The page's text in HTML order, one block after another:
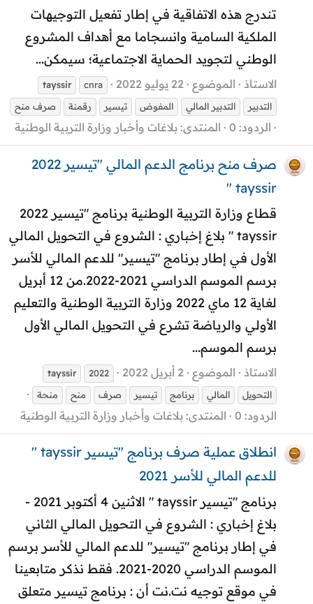
تندرج هذه الاتفاقية في إطار تفعيل التوجيهات
الملكية السامية وانسجاما مع أهداف المشروع
الوطني لتجويد الحماية الاجتماعية؛ سيمكن...
الاستاذ الموضوع 22 يوليو 2022 cnra
tayssir
التدبير
التدبير المالي المفوض تيسير رقمنة صرف منح
الردود: 0 المنتدى: بلاغات وأخبار وزارة التربية الوطنية
صرف منح برنامج الدعم المالي "تيسير 2022
tayssir "
قطاع وزارة التربية الوطنية برنامج "تيسير 2022
tayssir " بلاغ إخباري : الشروع في التحويل المالي
الأول في إطار برنامج "تيسير" للدعم المالي للأسر
برسم الموسم الدراسي 2021-2022.من 12 أبريل
لغاية 12 ماي 2022 وزارة التربية الوطنية والتعليم
الأولي والرياضة تشرع في التحويل المالي الأول
برسم الموسم...
الاستاذ الموضوع 2 أبريل 2022 2022
tayssir
التحويل
المالي برنامج تيسير صرف منح منحة
الردود: 0 المنتدى: بلاغات وأخبار وزارة التربية الوطنية
انطلاق عملية صرف برنامج "تيسير tayssir "
للدعم المالي للأسر 2021
برنامج "تيسير tayssir " الاثنين 4 أكتوبر 2021 -
بلاغ إخباري : الشروع في التحويل المالي الثاني
في إطار برنامج "تيسير" للدعم المالي للأسر برسم
الموسم الدراسي 2020-2021. فقط نذكر متابعينا
في موقع توجيه نت.نت أن : برنامج تيسير متعلق